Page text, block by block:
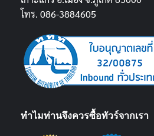
โทร. 086-3884605
ทำไมท่านจึงควรซื้อทัวร์จากเรา